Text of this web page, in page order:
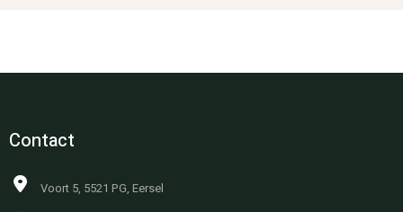
Contact
Voort 5, 5521 PG, Eersel